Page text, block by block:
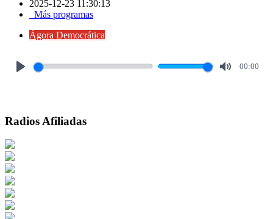
2025-12-23 11:30:13
Más programas
Ágora Democrática
00:00
Radios Afiliadas